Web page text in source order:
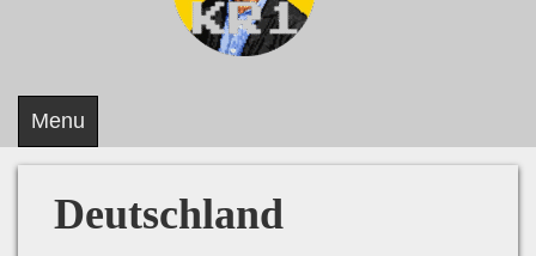
Menu
Deutschland